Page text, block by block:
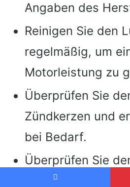
Angaben des
Reinigen Sie den
regelmäßig, um
Motorleistung zu
Überprüfen Sie
Zündkerzen und
bei Bedarf.
Überprüfen Sie
Riemen und